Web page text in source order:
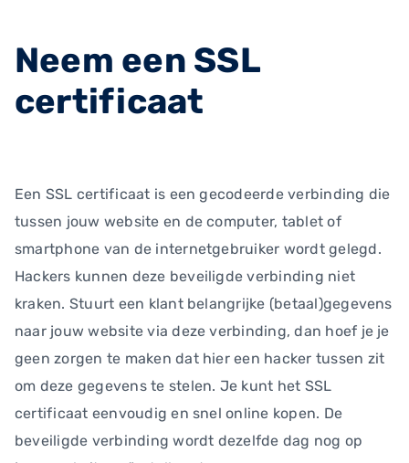
Neem een SSL
certificaat
Een SSL certificaat is een gecodeerde verbinding die
tussen jouw website en de computer, tablet of
smartphone van de internetgebruiker wordt gelegd.
Hackers kunnen deze beveiligde verbinding niet
kraken. Stuurt een klant belangrijke (betaal)gegevens
naar jouw website via deze verbinding, dan hoef je je
geen zorgen te maken dat hier een hacker tussen zit
om deze gegevens te stelen. Je kunt het SSL
certificaat eenvoudig en snel online kopen. De
beveiligde verbinding wordt dezelfde dag nog op